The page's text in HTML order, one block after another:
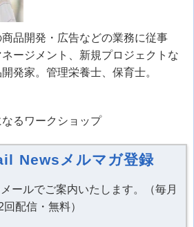
品開発・広告などの業務に従事
ージメント、新規プロジェクトな
発家。管理栄養士、保育士。
るワークショップ
Newsメルマガ登録
ールでご案内いたします。（毎月
回配信・無料）